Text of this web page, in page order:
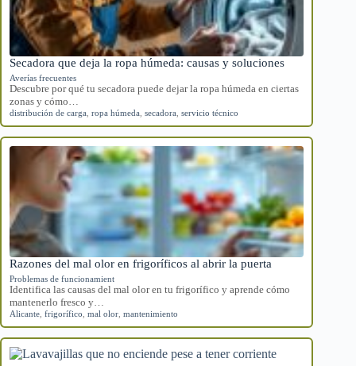
Secadora que deja la ropa húmeda: causas y soluciones
Averías frecuentes
Descubre por qué tu secadora puede dejar la ropa húmeda en ciertas
zonas y cómo…
distribución de carga ropa húmeda secadora servicio técnico
Razones del mal olor en frigoríficos al abrir la puerta
Problemas de funcionamient
Identifica las causas del mal olor en tu frigorífico y aprende cómo
mantenerlo fresco y…
Alicante frigorífico mal olor mantenimiento